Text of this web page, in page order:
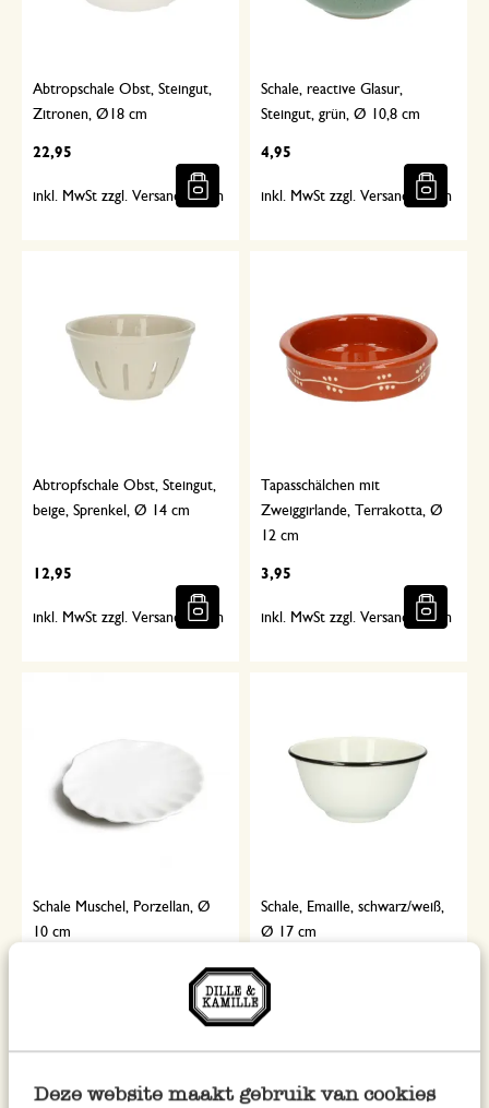
Deze website maakt gebruik van cookies
Abtropschale Obst, Steingut,
Zitronen, Ø18 cm
22,95
inkl. MwSt zzgl. Versandkosten
Schale, reactive Glasur,
Steingut, grün, Ø 10,8 cm
4,95
inkl. MwSt zzgl. Versandkosten
Abtropfschale Obst, Steingut,
beige, Sprenkel, Ø 14 cm
12,95
inkl. MwSt zzgl. Versandkosten
Tapasschälchen mit
Zweiggirlande, Terrakotta, Ø
12 cm
3,95
inkl. MwSt zzgl. Versandkosten
Schale Muschel, Porzellan, Ø
10 cm
inkl. MwSt zzgl. Versandkosten
Schale, Emaille, schwarz/weiß,
Ø 17 cm
6,95
inkl. MwSt zzgl. Versandkosten